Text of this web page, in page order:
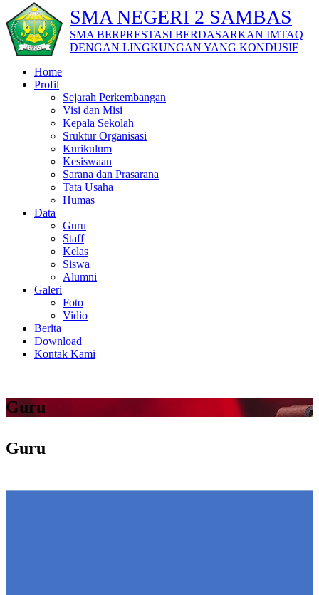
SMA NEGERI 2 SAMBAS
SMA BERPRESTASI BERDASARKAN IMTAQ
DENGAN LINGKUNGAN YANG KONDUSIF
Home
Profil
Sejarah Perkembangan
Visi dan Misi
Kepala Sekolah
Sruktur Organisasi
Kurikulum
Kesiswaan
Sarana dan Prasarana
Tata Usaha
Humas
Data
Guru
Staff
Kelas
Siswa
Alumni
Galeri
Foto
Vidio
Berita
Download
Kontak Kami
Guru
Guru